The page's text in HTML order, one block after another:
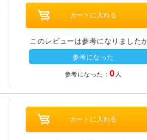
このレビューは参考になりました
参考になった
参考になった：0 人